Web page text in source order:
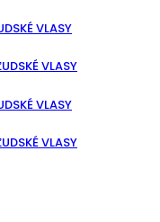
VLASY
VLASY
VLASY
VLASY